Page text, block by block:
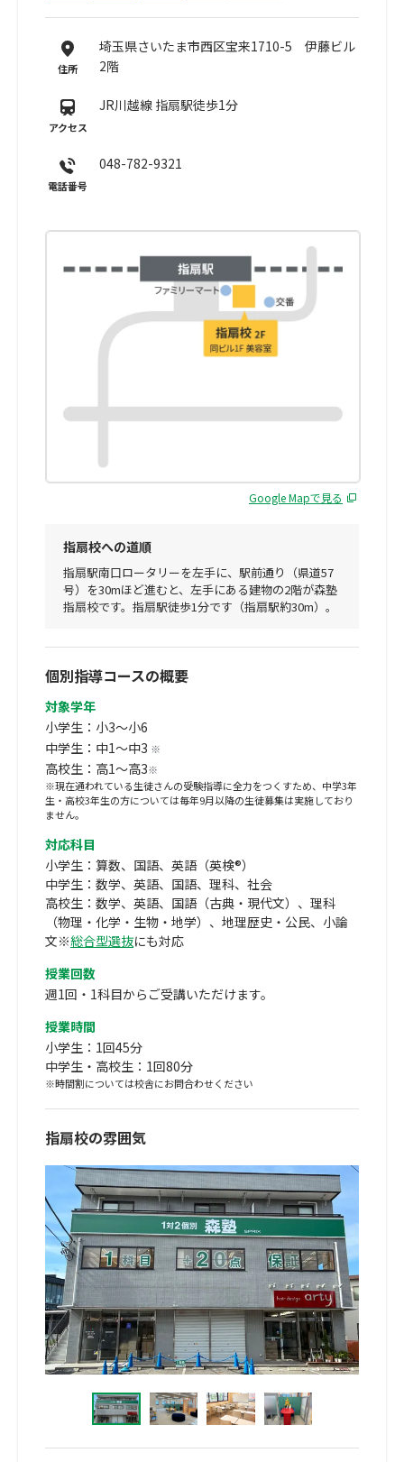
住所
埼玉県さいたま市西区宝来1710-5 伊藤ビル
2階
アクセス
JR川越線 指扇駅徒歩1分
電話番号
048-782-9321
個別指導コースの概要
対象学年
小学生：小3～小6
中学生：中1～中3 ※
高校生：高1～高3※
※現在通われている生徒さんの受験指導に全力をつくすため、中学3年
生・高校3年生の方については毎年9月以降の生徒募集は実施しており
ません。
対応科目
小学生：算数、国語、英語（英検®）
中学生：数学、英語、国語、理科、社会
高校生：数学、英語、国語（古典・現代文）、理科
（物理・化学・生物・地学）、地理歴史・公民、小論
文※総合型選抜にも対応
授業回数
週1回・1科目からご受講いただけます。
授業時間
小学生：1回45分
中学生・高校生：1回80分
※時間割については校舎にお問合わせください
指扇校の雰囲気
Google Mapで見る
指扇校への道順
指扇駅南口ロータリーを左手に、駅前通り（県道57
号）を30mほど進むと、左手にある建物の2階が森塾
指扇校です。指扇駅徒歩1分です（指扇駅約30m）。